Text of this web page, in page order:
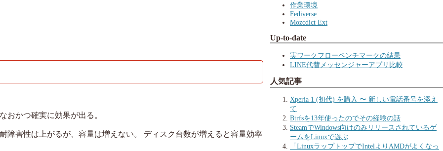
おかつ確実に効果が出る。
障害性は上がるが、容量は増えない。 ディスク台数が増えると容量効率
作業環境
Fediverse
Mozcdict Ext
Up-to-date
実ワークフローベンチマークの結果
LINE代替メッセンジャーアプリ比較
人気記事
Xperia 1 (初代) を購入 〜 新しい電話番号を添え
て
Btrfsを13年使ったのでその経験の話
SteamでWindows向けのみリリースされているゲ
ームをLinuxで遊ぶ
「LinuxラップトップでIntelよりAMDがよくなっ